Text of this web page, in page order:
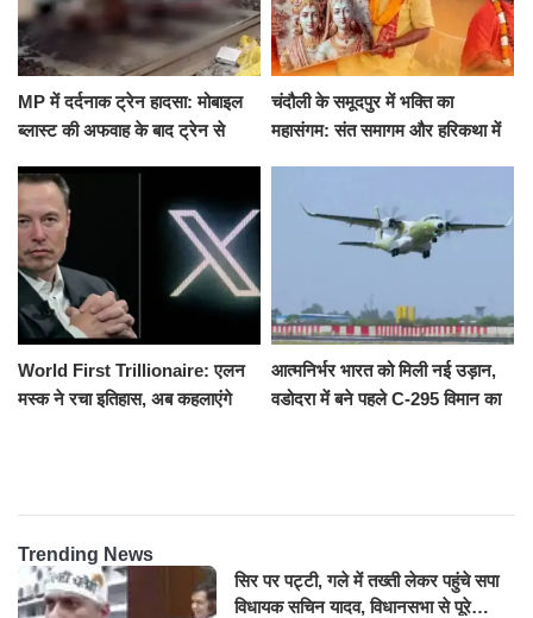
MP में दर्दनाक ट्रेन हादसा: मोबाइल
ब्लास्ट की अफवाह के बाद ट्रेन से
रौंदा, 4 की मौत
चंदौली के समूदपुर में भक्ति का
महासंगम: संत समागम और हरिकथा में
World First Trillionaire: एलन
मस्क ने रचा इतिहास, अब कहलाएंगे
आत्मनिर्भर भारत को मिली नई उड़ान,
वडोदरा में बने पहले C-295 विमान का
Trending News
सिर पर पट्टी, गले में तख्ती लेकर पहुंचे सपा
विधायक सचिन यादव, विधानसभा से पूरे